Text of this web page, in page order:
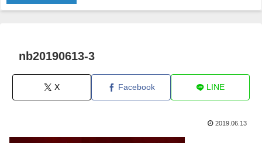
nb20190613-3
X Facebook LINE
2019.06.13